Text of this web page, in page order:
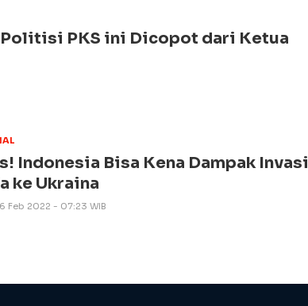
PKS ini Dicopot dari Ketua
Indonesia Bisa Kena Dampak Invasi
ke Ukraina
Feb 2022 - 07:23 WIB